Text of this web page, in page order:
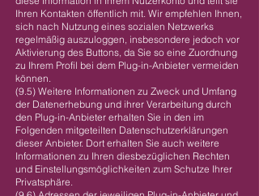
Ihren Kontakten öffentlich mit. Wir empfehlen Ihnen,
sich nach Nutzung eines sozialen Netzwerks
regelmäßig auszuloggen, insbesondere jedoch vor
Aktivierung des Buttons, da Sie so eine Zuordnung
zu Ihrem Profil bei dem Plug-in-Anbieter vermeiden
können.
(9.5) Weitere Informationen zu Zweck und Umfang
der Datenerhebung und ihrer Verarbeitung durch
den Plug-in-Anbieter erhalten Sie in den im
Folgenden mitgeteilten Datenschutzerklärungen
dieser Anbieter. Dort erhalten Sie auch weitere
Informationen zu Ihren diesbezüglichen Rechten
und Einstellungsmöglichkeiten zum Schutze Ihrer
Privatsphäre.